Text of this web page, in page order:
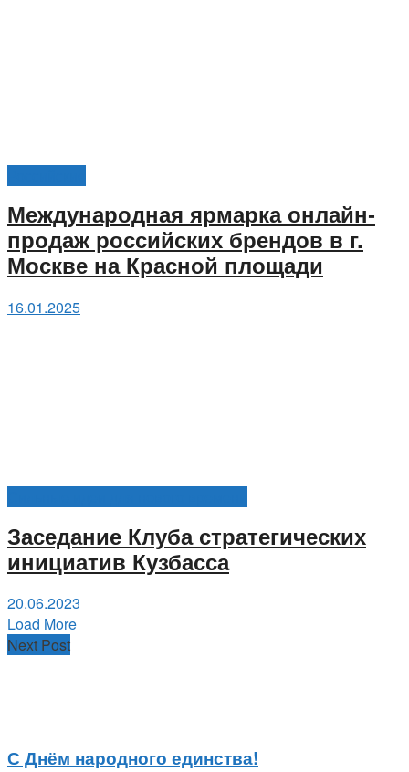
Международная ярмарка онлайн-
продаж российских брендов в г.
Москве на Красной площади
16.01.2025
Заседание Клуба стратегических
инициатив Кузбасса
20.06.2023
Load More
Next Post
С Днём народного единства!